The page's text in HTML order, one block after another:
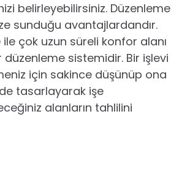
belirleyebilirsiniz. Düzenleme
sunduğu avantajlardandır.
çok uzun süreli konfor alanı
sistemidir. Bir işlevi
için sakince düşünüp ona
tasarlayarak işe
alanların tahlilini